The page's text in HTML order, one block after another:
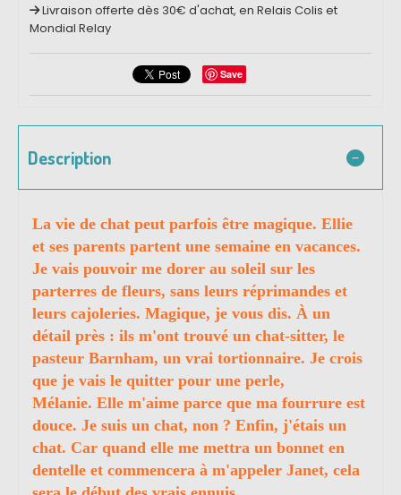
Livraison offerte dès 30€ d'achat, en Relais Colis et
Mondial Relay
Save
Description
La vie de chat peut parfois être magique. Ellie
et ses parents partent une semaine en vacances.
Je vais pouvoir me dorer au soleil sur les
parterres de fleurs, sans leurs réprimandes et
leurs cajoleries. Magique, je vous dis. À un
détail près : ils m'ont trouvé un chat-sitter, le
pasteur Barnham, un vrai tortionnaire. Je crois
que je vais le quitter pour une perle,
Mélanie. Elle m'aime parce que ma fourrure est
douce. Je suis un chat, non ? Enfin, j'étais un
chat. Car quand elle me mettra un bonnet en
dentelle et commencera à m'appeler Janet, cela